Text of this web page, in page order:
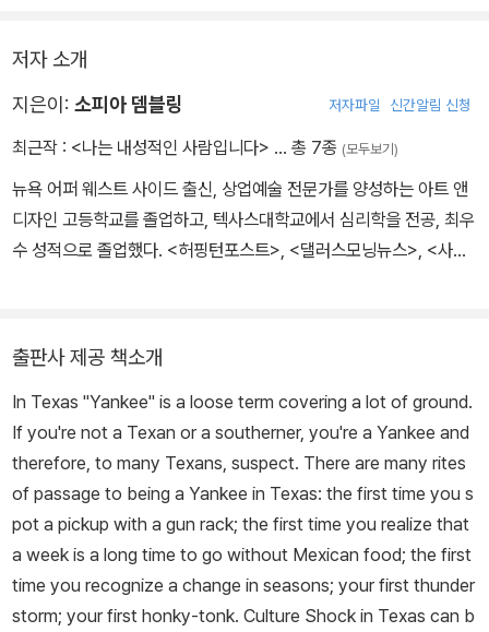
저자 소개
지은이: 소피아 뎀블링 저자파일 신간알림 신청
최근작 : <나는 내성적인 사람입니다> … 총 7종 (모두보기)
뉴욕 어퍼 웨스트 사이드 출신, 상업예술 전문가를 양성하는 아트 앤
디자인 고등학교를 졸업하고, 텍사스대학교에서 심리학을 전공, 최우
수 성적으로 졸업했다. <허핑턴포스트>, <댈러스모닝뉴스>, <사이
성적인 사람들을 이기주의자로 내몰고 있는 문화에 대해 비판하는 칼
럼니스트이다. 다양한 문화권의 사람들과 함께 여행하는 내성적인 사
람의 심리를 생생한 필체로 써내려간 에세이 ‘내성적인 여행자의 고
백’은 <사이콜로지투데이>에서 최고의 조회수를 기록하기도 했다.
출판사 제공 책소개
In Texas "Yankee" is a loose term covering a lot of ground.
If you're not a Texan or a southerner, you're a Yankee and
therefore, to many Texans, suspect. There are many rites
of passage to being a Yankee in Texas: the first time you s
pot a pickup with a gun rack; the first time you realize that
a week is a long time to go without Mexican food; the first
time you recognize a change in seasons; your first thunder
storm; your first honky-tonk. Culture Shock in Texas can b